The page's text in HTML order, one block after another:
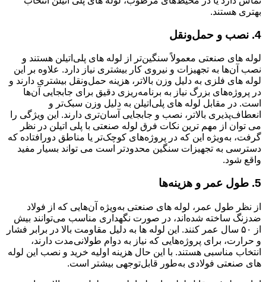
بهتری هستند.
4. نصب و حمل‌ونقل
لوله های صنعتی معمولاً سنگین‌تر از لوله های پلی‌اتیلن هستند و
نصب آن‌ها به تجهیزات و نیروی کار بیشتری نیاز دارد. علاوه بر این
لوله های فلزی به دلیل وزن بالاتر، هزینه حمل‌ونقل بیشتری دارند و
در پروژه‌های بزرگ نیاز به برنامه‌ریزی دقیق برای جابجایی آن‌ها
است. در مقابل لوله های پلی‌اتیلن به دلیل وزن سبک‌تر و
انعطاف‌پذیری بالاتر، نصب و جابجایی آسان‌تری دارند. این ویژگی را
می توان از مهم ترین نکات فرق لوله صنعتی با پلی اتیلن در نظر
گرفت، به‌ویژه این که در پروژه‌های کوچک‌تر یا مناطق دورافتاده که
دسترسی به تجهیزات سنگین محدودتر است می تواند بسیار مفید
واقع شود.
5. طول عمر و هزینه‌ها
از نظر طول عمر، لوله های صنعتی به‌ویژه آن‌هایی که از فولاد
ضدزنگ ساخته شده‌اند، در صورت نگهداری مناسب می‌توانند بیش
از ۵۰ سال عمر کنند. این لوله ها به دلیل مقاومت بالا در برابر فشار
و حرارت، برای پروژه‌هایی که نیاز به دوام طولانی‌مدت دارند،
انتخاب مناسبی هستند. با این حال هزینه اولیه خرید و نصب این لوله
های صنعتی فولادی به‌طور قابل‌توجهی بیشتر است.